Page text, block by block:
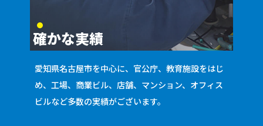
確かな実績
愛知県名古屋市を中心に、官公庁、教育施設をはじ
め、工場、商業ビル、店舗、マンション、オフィス
ビルなど多数の実績がございます。